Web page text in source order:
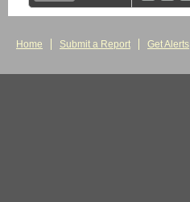
Home Submit a Report Get Alerts